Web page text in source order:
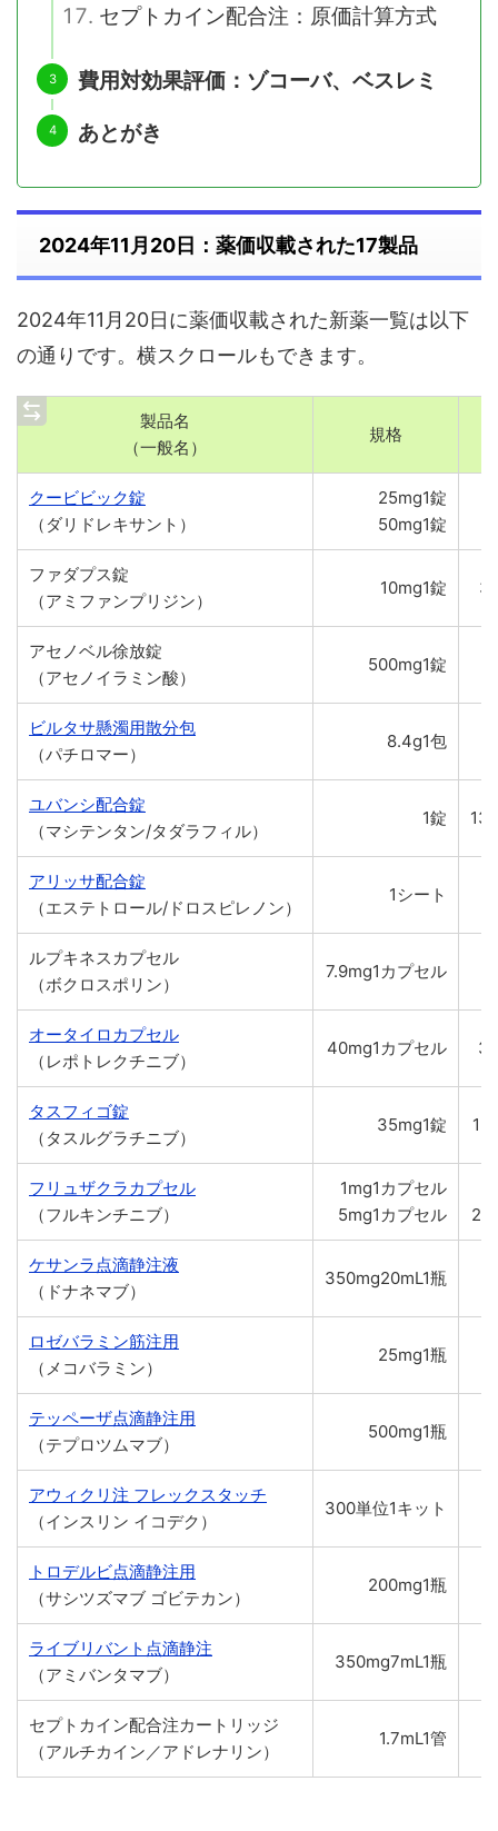
セプトカイン配合注：原価計算方式
費用対効果評価：ゾコーバ、ベスレミ
あとがき
2024年11月20日：薬価収載された17製品
2024年11月20日に薬価収載された新薬一覧は以下
の通りです。横スクロールもできます。
製品名
（一般名）
規格
クービビック錠
（ダリドレキサント）
25mg1錠
50mg1錠
ファダプス錠
（アミファンプリジン）
10mg1錠
アセノベル徐放錠
（アセノイラミン酸）
500mg1錠
ビルタサ懸濁用散分包
（パチロマー）
8.4g1包
ユバンシ配合錠
（マシテンタン/タダラフィル）
1錠
アリッサ配合錠
（エステトロール/ドロスピレノン）
1シート
ルプキネスカプセル
（ボクロスポリン）
7.9mg1カプセル
オータイロカプセル
（レポトレクチニブ）
40mg1カプセル
タスフィゴ錠
（タスルグラチニブ）
35mg1錠
フリュザクラカプセル
（フルキンチニブ）
1mg1カプセル
5mg1カプセル
ケサンラ点滴静注液
（ドナネマブ）
350mg20mL1瓶
ロゼバラミン筋注用
（メコバラミン）
25mg1瓶
テッペーザ点滴静注用
（テプロツムマブ）
500mg1瓶
アウィクリ注 フレックスタッチ
（インスリン イコデク）
300単位1キット
トロデルビ点滴静注用
（サシツズマブ ゴビテカン）
200mg1瓶
ライブリバント点滴静注
（アミバンタマブ）
350mg7mL1瓶
セプトカイン配合注カートリッジ
（アルチカイン／アドレナリン）
1.7mL1管